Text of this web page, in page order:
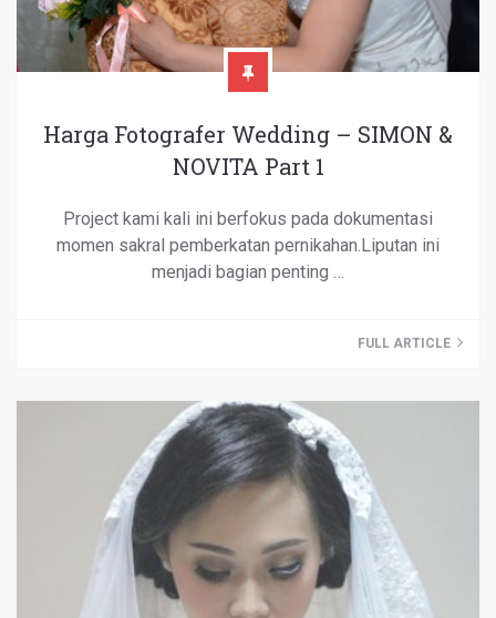
Harga Fotografer Wedding – SIMON &
NOVITA Part 1
Project kami kali ini berfokus pada dokumentasi
momen sakral pemberkatan pernikahan.Liputan ini
menjadi bagian penting …
FULL ARTICLE